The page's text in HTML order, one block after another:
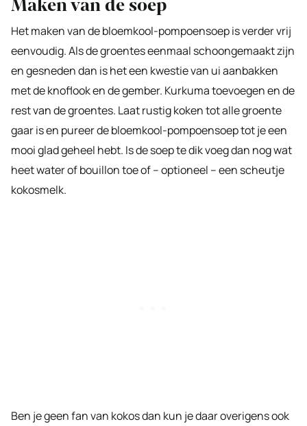
Maken van de soep
Het maken van de bloemkool-pompoensoep is verder vrij
eenvoudig. Als de groentes eenmaal schoongemaakt zijn
en gesneden dan is het een kwestie van ui aanbakken
met de knoflook en de gember. Kurkuma toevoegen en de
rest van de groentes. Laat rustig koken tot alle groente
gaar is en pureer de bloemkool-pompoensoep tot je een
mooi glad geheel hebt. Is de soep te dik voeg dan nog wat
heet water of bouillon toe of – optioneel – een scheutje
kokosmelk.
Ben je geen fan van kokos dan kun je daar overigens ook